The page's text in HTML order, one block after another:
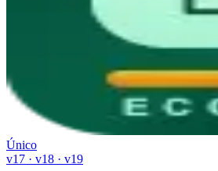
Único
v17 · v18 · v19